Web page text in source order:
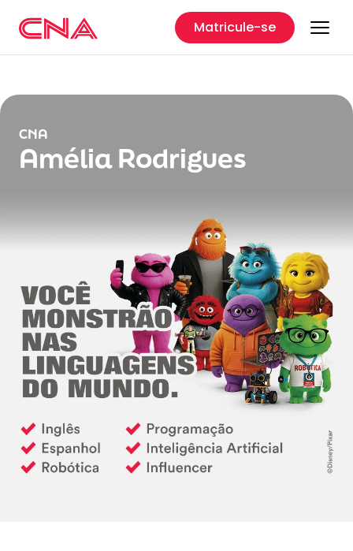
Matricule-se
CNA
Amélia Rodrigues